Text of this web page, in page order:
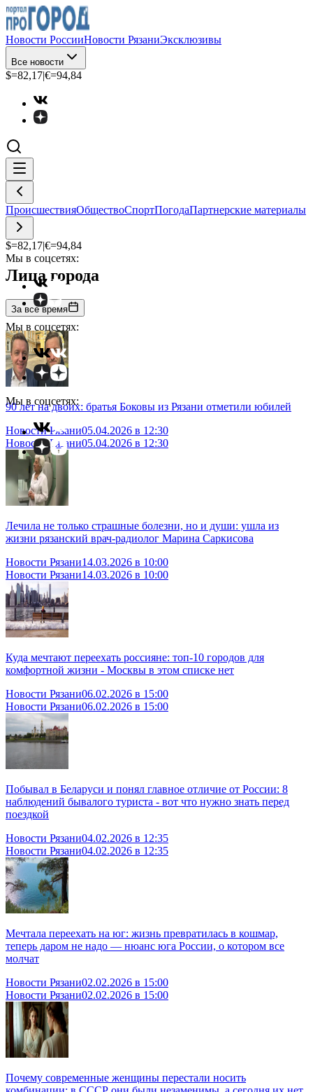
Новости РоссииНовости РязаниЭксклюзивы
Все новости
$=82,17|€=94,84
ПроисшествияОбществоСпортПогодаПартнерские материалы
$=82,17|€=94,84
Мы в соцсетях:
Мы в соцсетях:
Мы в соцсетях:
Лица города
За все время
90 лет на двоих: братья Боковы из Рязани отметили юбилей
Новости Рязани05.04.2026 в 12:30
Новости Рязани05.04.2026 в 12:30
Лечила не только страшные болезни, но и души: ушла из
жизни рязанский врач-радиолог Марина Саркисова
Новости Рязани14.03.2026 в 10:00
Новости Рязани14.03.2026 в 10:00
Куда мечтают переехать россияне: топ-10 городов для
комфортной жизни - Москвы в этом списке нет
Новости Рязани06.02.2026 в 15:00
Новости Рязани06.02.2026 в 15:00
Побывал в Беларуси и понял главное отличие от России: 8
наблюдений бывалого туриста - вот что нужно знать перед
поездкой
Новости Рязани04.02.2026 в 12:35
Новости Рязани04.02.2026 в 12:35
Мечтала переехать на юг: жизнь превратилась в кошмар,
теперь даром не надо — нюанс юга России, о котором все
молчат
Новости Рязани02.02.2026 в 15:00
Новости Рязани02.02.2026 в 15:00
Почему современные женщины перестали носить